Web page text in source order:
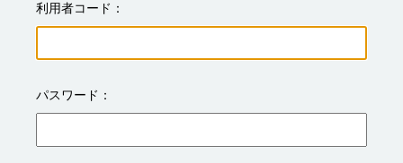
利用者コード
パスワード